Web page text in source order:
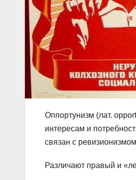
Оппортунизм (лат.
интересам и
связан с
Различают правый и